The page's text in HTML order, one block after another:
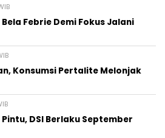
Febrie Demi Fokus Jalani
Konsumsi Pertalite Melonjak
DSI Berlaku September